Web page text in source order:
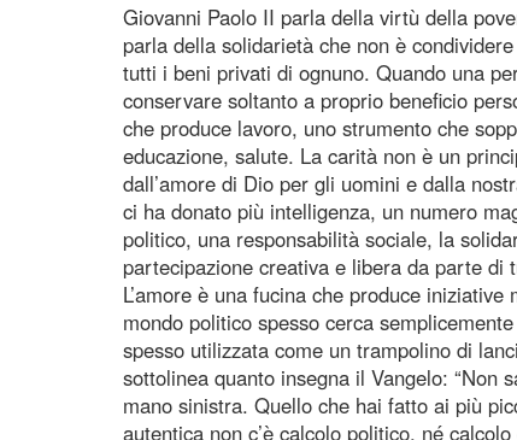
Giovanni Paolo II parla della virtù della
parla della solidarietà che non è
tutti i beni privati di ognuno. Quando una
conservare soltanto a proprio beneficio
che produce lavoro, uno strumento che
educazione, salute. La carità non è un
dall’amore di Dio per gli uomini e dalla
ci ha donato più intelligenza, un numero
politico, una responsabilità sociale, la
partecipazione creativa e libera da parte di
L’amore è una fucina che produce
mondo politico spesso cerca
spesso utilizzata come un trampolino di
sottolinea quanto insegna il Vangelo: “Non
mano sinistra. Quello che hai fatto ai più
autentica non c’è calcolo politico, né